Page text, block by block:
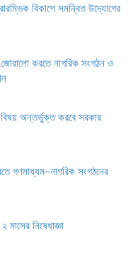
বিকাশে সমন্বিত উদ্যোগের
জোরালো করতে নাগরিক সংগঠন ও
বিষয় অন্তর্ভুক্ত করবে সরকার
গণমাধ্যম–নাগরিক সংগঠনের
নিষেধাজ্ঞা